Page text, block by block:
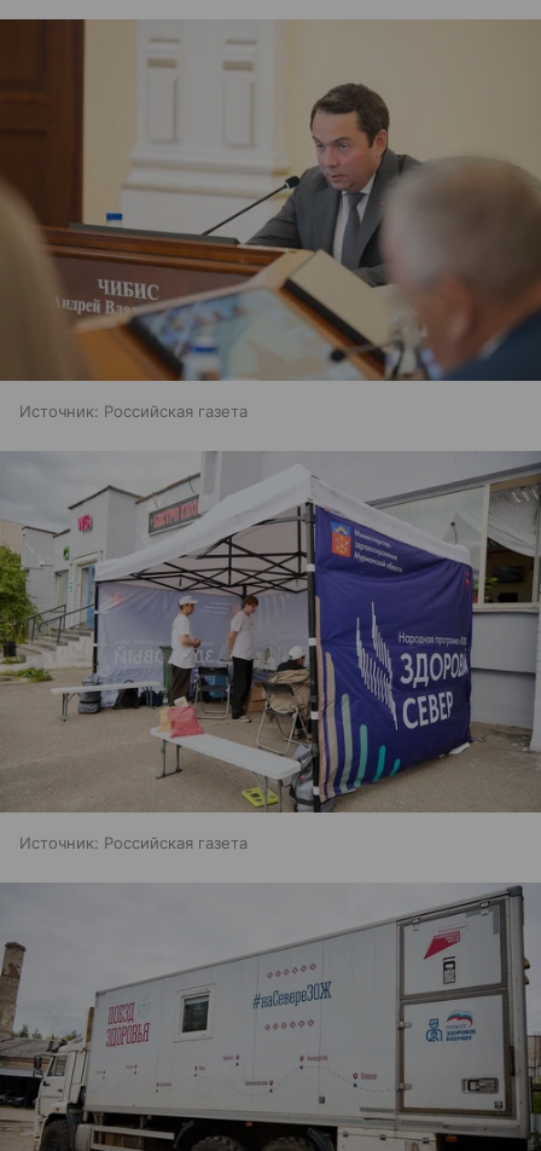
Источник: Российская газета
Источник: Российская газета